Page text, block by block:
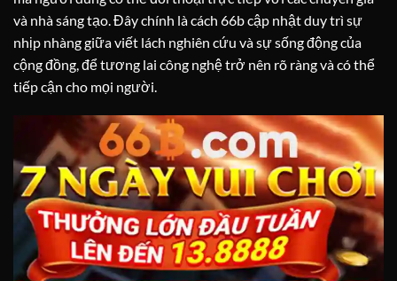
và nhà sáng tạo. Đây chính là cách 66b cập nhật duy trì sự
nhịp nhàng giữa viết lách nghiên cứu và sự sống động của
cộng đồng, để tương lai công nghệ trở nên rõ ràng và có thể
tiếp cận cho mọi người.